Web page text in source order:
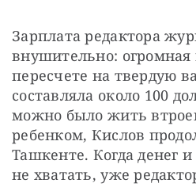
Зарплата редактора
внушительно: огромная
пересчете на твердую
составляла около 100
можно было жить
ребенком, Кислов
Ташкенте. Когда денег
не хватать, уже